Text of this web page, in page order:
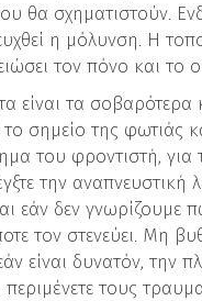
θα σχηματιστούν.
η μόλυνση. Η
τον πόνο και το
είναι τα σοβαρότερα
σημείο της φωτιάς
του φροντιστή,
την αναπνευστική
δεν γνωρίζουμε
τον στενεύει. Μη
είναι δυνατόν, την
τους